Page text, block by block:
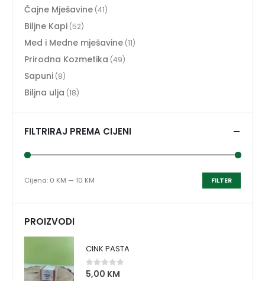
Čajne Mješavine (41)
Biljne Kapi (52)
Med i Medne mješavine (11)
Prirodna Kozmetika (49)
Sapuni (8)
Biljna ulja (18)
FILTRIRAJ PREMA CIJENI
FILTER
Cijena: 0 KM — 10 KM
PROIZVODI
CINK PASTA
0 out of 5
5,00 KM